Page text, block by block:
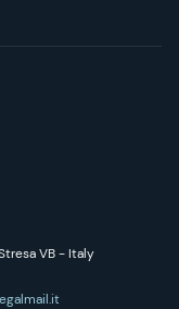
VB - Italy